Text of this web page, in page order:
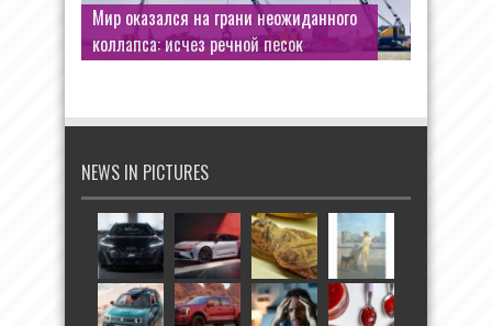
Мир оказался на грани неожиданного
коллапса: исчез речной песок
NEWS IN PICTURES